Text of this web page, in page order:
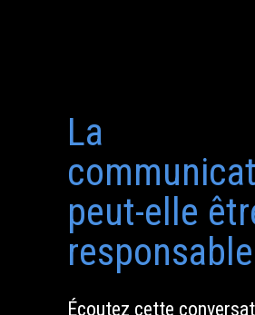
La
peut-elle
Écoutez cette